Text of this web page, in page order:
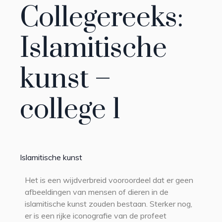
Collegereeks:
Islamitische
kunst –
college 1
Islamitische kunst
Het is een wijdverbreid vooroordeel dat er geen
afbeeldingen van mensen of dieren in de
islamitische kunst zouden bestaan. Sterker nog,
er is een rijke iconografie van de profeet